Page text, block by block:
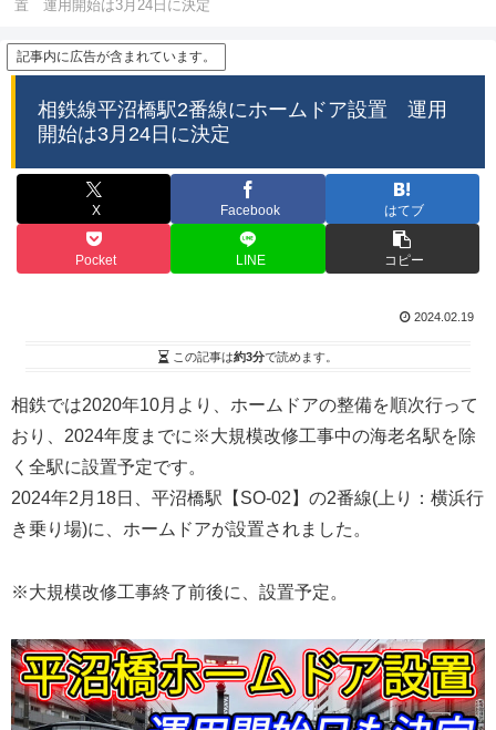
置 運用開始は3月24日に決定
記事内に広告が含まれています。
相鉄線平沼橋駅2番線にホームドア設置 運用
開始は3月24日に決定
X Facebook はてブ
Pocket LINE コピー
2024.02.19
この記事は約3分で読めます。
相鉄では2020年10月より、ホームドアの整備を順次行って
おり、2024年度までに※大規模改修工事中の海老名駅を除
く全駅に設置予定です。
2024年2月18日、平沼橋駅【SO-02】の2番線(上り：横浜行
き乗り場)に、ホームドアが設置されました。
※大規模改修工事終了前後に、設置予定。